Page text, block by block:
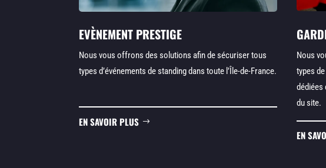
EVÈNEMENT PRESTIGE
Nous vous offrons des solutions afin de sécuriser tous
types d’événements de standing dans toute l’Île-de-France.
EN SAVOIR PLUS
Nous
types
dédiées
du site.
EN